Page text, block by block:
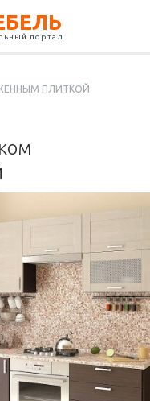
портал
ПЛИТКОЙ